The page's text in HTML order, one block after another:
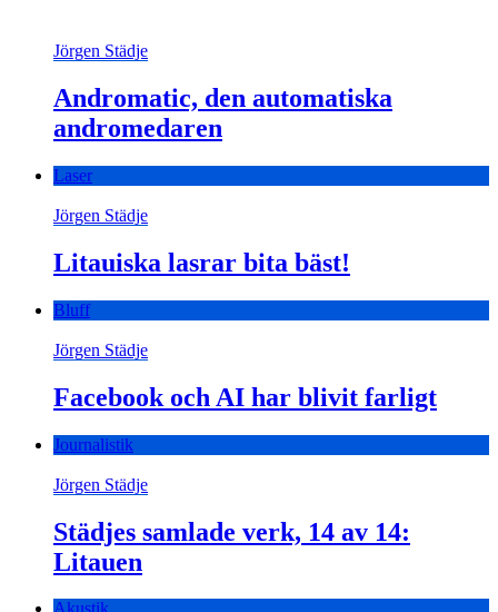
Jörgen Städje
Andromatic, den automatiska
andromedaren
Laser
Jörgen Städje
Litauiska lasrar bita bäst!
Bluff
Jörgen Städje
Facebook och AI har blivit farligt
Journalistik
Jörgen Städje
Städjes samlade verk, 14 av 14:
Litauen